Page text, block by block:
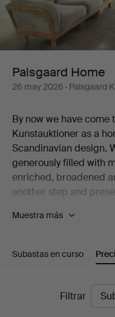
Palsgaard Home
26 may 2026 · Palsgaard
By now we have come
Kunstauktioner as a
Scandinavian design.
generously filled with
enriched, broadened
another step and
decorated home
"We imagine a
of undeniable quality
home that feels
Muestra más
Subastas en curso
Filtrar